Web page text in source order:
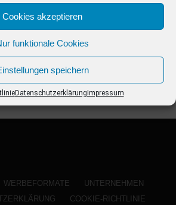
Cookies akzeptieren
funktionale Cookies
speichern
Datenschutzerklärung Impressum
WERBEFORMATE
UNTERNEHMEN
COOKIE-RICHTLINIE